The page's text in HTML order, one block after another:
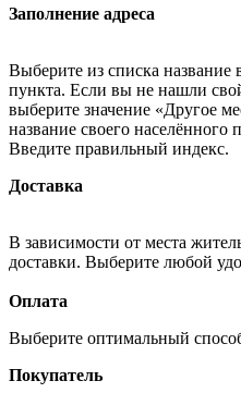
Заполнение адреса
Выберите из списка название
пункта. Если вы не нашли
выберите значение «Другое
название своего населённого
Введите правильный индекс.
Доставка
В зависимости от места
доставки. Выберите любой
Оплата
Выберите оптимальный
Покупатель